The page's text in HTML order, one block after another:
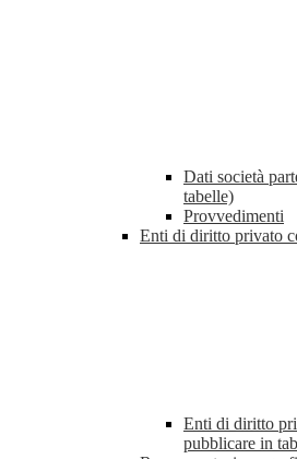
Dati società
tabelle)
Provvedimenti
Enti di diritto privato
Enti di diritto
pubblicare in